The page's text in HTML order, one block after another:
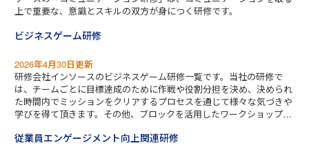
上で重要な、意識とスキルの双方が身につく研修です。
ビジネスゲーム研修
2026年4月30日更新
研修会社インソースのビジネスゲーム研修一覧です。当社の研修で
は、チームごとに目標達成のために作戦や役割分担を決め、決められ
た時間内でミッションをクリアするプロセスを通じて様々な気づきや
学びを得て頂きます。その他、ブロックを活用したワークショップな
当社のビジネスゲーム研修の特徴です。
従業員エンゲージメント向上関連研修